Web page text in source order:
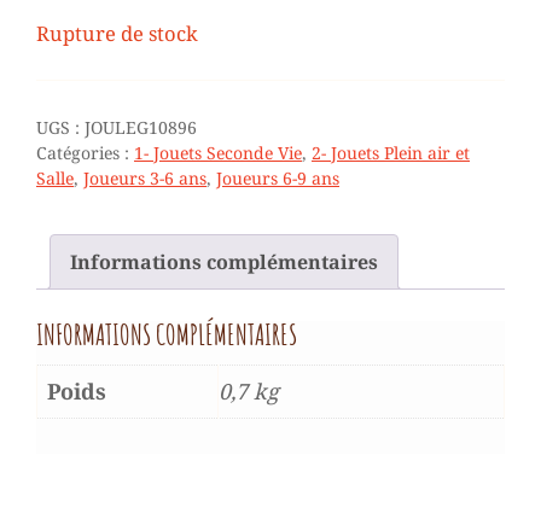
Rupture de stock
UGS : JOULEG10896
Catégories : 1- Jouets Seconde Vie, 2- Jouets Plein air et
Salle, Joueurs 3-6 ans, Joueurs 6-9 ans
Informations complémentaires
INFORMATIONS COMPLÉMENTAIRES
Poids 0,7 kg